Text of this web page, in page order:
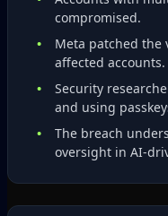
compromised.
Meta patched the
affected accounts.
Security
and using
The breach
oversight in